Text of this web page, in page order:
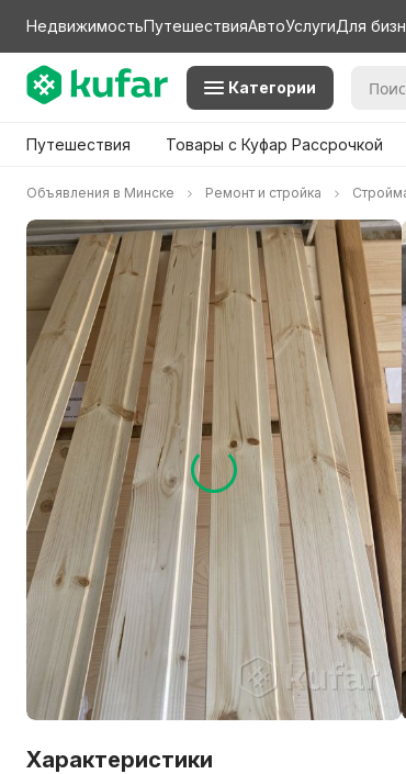
НедвижимостьПутешествияАвтоУслугиДля
Категории
Путешествия Товары с Куфар Рассрочкой
Объявления в Минске Ремонт и стройка
Характеристики